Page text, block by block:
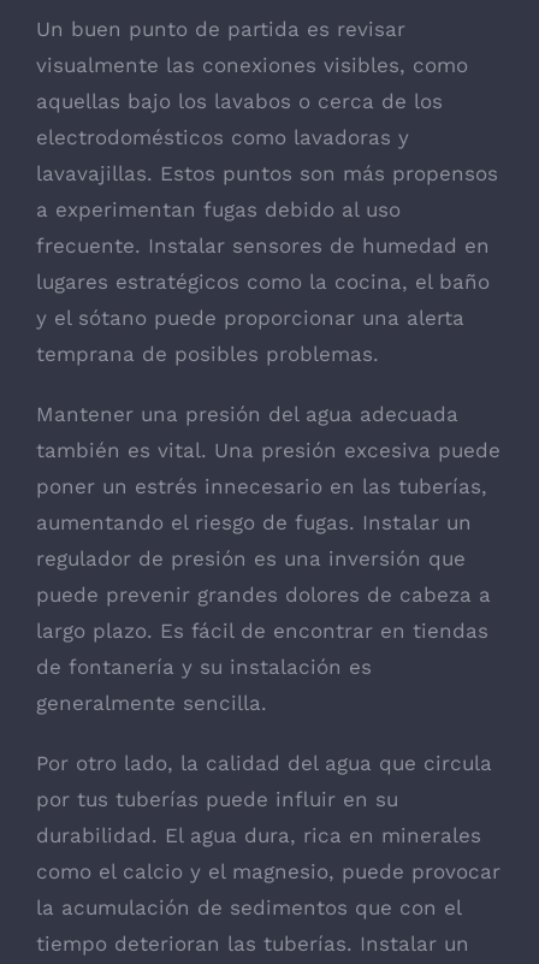
Un buen punto de partida es revisar
visualmente las conexiones visibles, como
aquellas bajo los lavabos o cerca de los
electrodomésticos como lavadoras y
lavavajillas. Estos puntos son más propensos
a experimentan fugas debido al uso
frecuente. Instalar sensores de humedad en
lugares estratégicos como la cocina, el baño
y el sótano puede proporcionar una alerta
temprana de posibles problemas.
Mantener una presión del agua adecuada
también es vital. Una presión excesiva puede
poner un estrés innecesario en las tuberías,
aumentando el riesgo de fugas. Instalar un
regulador de presión es una inversión que
puede prevenir grandes dolores de cabeza a
largo plazo. Es fácil de encontrar en tiendas
de fontanería y su instalación es
generalmente sencilla.
Por otro lado, la calidad del agua que circula
por tus tuberías puede influir en su
durabilidad. El agua dura, rica en minerales
como el calcio y el magnesio, puede provocar
la acumulación de sedimentos que con el
tiempo deterioran las tuberías. Instalar un